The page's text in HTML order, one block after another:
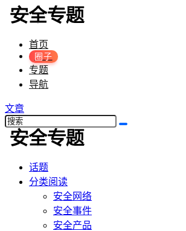
首页
圈子
专题
导航
文章
话题
分类阅读
安全网络
安全事件
安全产品